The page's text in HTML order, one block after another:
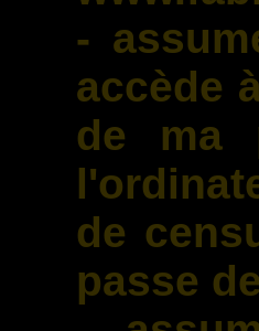
-
accède
de ma
de
passe